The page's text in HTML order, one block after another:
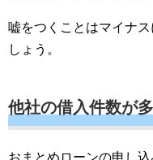
嘘をつくことはマイナ
しょう。
他社の借入件数が
おまとめローンの申し